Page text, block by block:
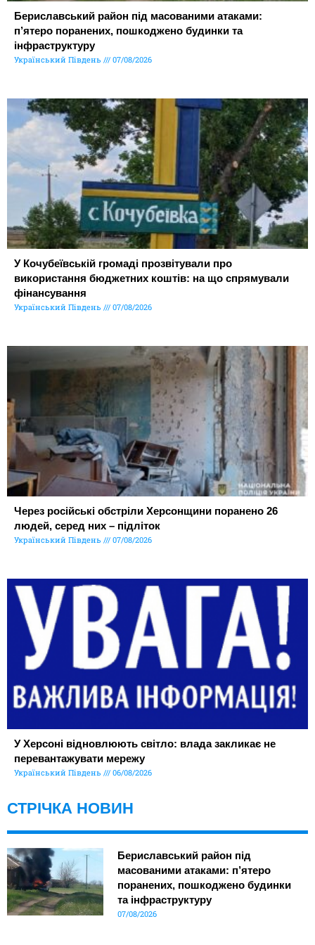
Бериславський район під масованими атаками:
п’ятеро поранених, пошкоджено будинки та
інфраструктуру
Український Південь 07/08/2026
У Кочубеївській громаді прозвітували про
використання бюджетних коштів: на що спрямували
фінансування
Український Південь 07/08/2026
Через російські обстріли Херсонщини поранено 26
людей, серед них – підліток
Український Південь 07/08/2026
У Херсоні відновлюють світло: влада закликає не
перевантажувати мережу
Український Південь 06/08/2026
СТРІЧКА НОВИН
Бериславський район під
масованими атаками: п’ятеро
поранених, пошкоджено будинки
та інфраструктуру
07/08/2026